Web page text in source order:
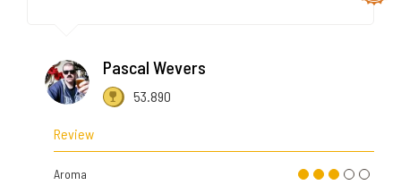
Pascal Wevers
53.890
Review
Aroma